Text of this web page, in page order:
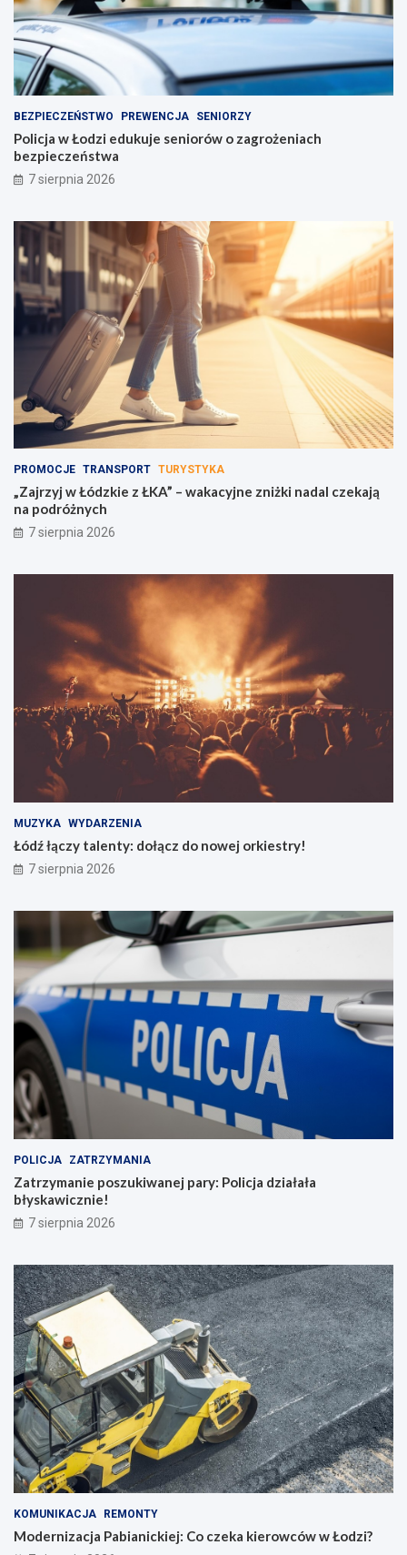
BEZPIECZEŃSTWO PREWENCJA SENIORZY
Policja w Łodzi edukuje seniorów o zagrożeniach
bezpieczeństwa
7 sierpnia 2026
PROMOCJE TRANSPORT TURYSTYKA
„Zajrzyj w Łódzkie z ŁKA” – wakacyjne zniżki nadal czekają
na podróżnych
7 sierpnia 2026
MUZYKA WYDARZENIA
Łódź łączy talenty: dołącz do nowej orkiestry!
7 sierpnia 2026
POLICJA ZATRZYMANIA
Zatrzymanie poszukiwanej pary: Policja działała
błyskawicznie!
7 sierpnia 2026
KOMUNIKACJA REMONTY
Modernizacja Pabianickiej: Co czeka kierowców w Łodzi?